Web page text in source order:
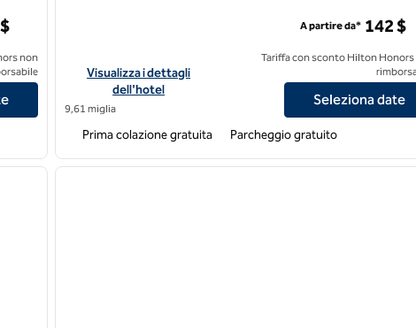
Denver Downtown-Convention Center
non
Visualizza i dettagli dell'hotel Homewood Suites by Hilton
Visualizza i dettagli
dell'hotel
9,61 miglia
A partire da* 142 $
Tariffa con sconto Hilton Honors
Seleziona date
Prima colazione gratuita Parcheggio gratuito
immagine successiva
1 di 12